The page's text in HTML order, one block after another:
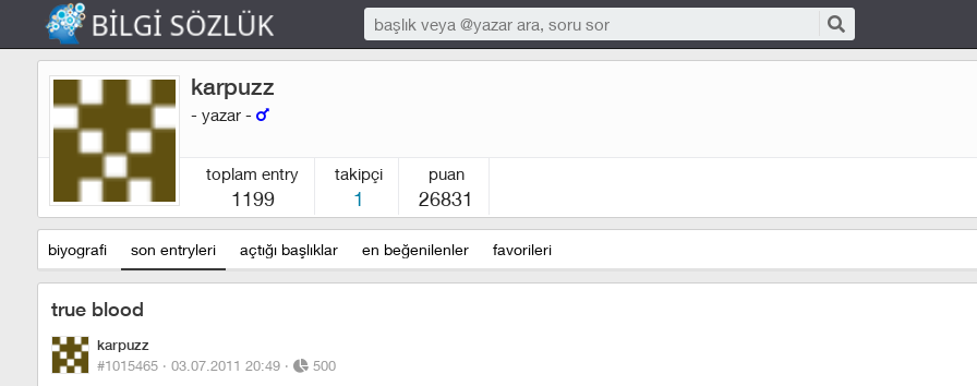
karpuzz
- yazar -
toplam entry
1199
takipçi
1
puan
26831
biyografi son entryleri açtığı başlıklar en beğenilenler favorileri
true blood
karpuzz
#1015465 · 03.07.2011 20:49 · 500